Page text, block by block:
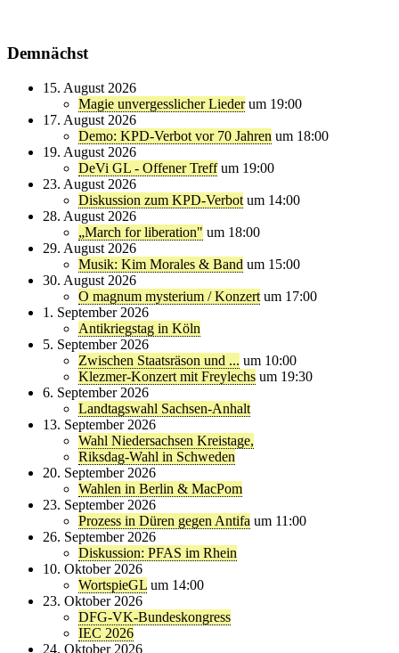
Demnächst
15. August 2026
Magie unvergesslicher Lieder um 19:00
17. August 2026
Demo: KPD-Verbot vor 70 Jahren um 18:00
19. August 2026
DeVi GL - Offener Treff um 19:00
23. August 2026
Diskussion zum KPD-Verbot um 14:00
28. August 2026
„March for liberation" um 18:00
29. August 2026
Musik: Kim Morales & Band um 15:00
30. August 2026
O magnum mysterium / Konzert um 17:00
1. September 2026
Antikriegstag in Köln
5. September 2026
Zwischen Staatsräson und ... um 10:00
Klezmer-Konzert mit Freylechs um 19:30
6. September 2026
Landtagswahl Sachsen-Anhalt
13. September 2026
Wahl Niedersachsen Kreistage,
Riksdag-Wahl in Schweden
20. September 2026
Wahlen in Berlin & MacPom
23. September 2026
Prozess in Düren gegen Antifa um 11:00
26. September 2026
Diskussion: PFAS im Rhein
10. Oktober 2026
WortspieGL um 14:00
23. Oktober 2026
DFG-VK-Bundeskongress
IEC 2026
24. Oktober 2026